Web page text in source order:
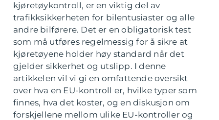
kjøretøykontroll, er en viktig del av
trafikksikkerheten for bilentusiaster og alle
andre bilførere. Det er en obligatorisk test
som må utføres regelmessig for å sikre at
kjøretøyene holder høy standard når det
gjelder sikkerhet og utslipp. I denne
artikkelen vil vi gi en omfattende oversikt
over hva en EU-kontroll er, hvilke typer som
finnes, hva det koster, og en diskusjon om
forskjellene mellom ulike EU-kontroller og